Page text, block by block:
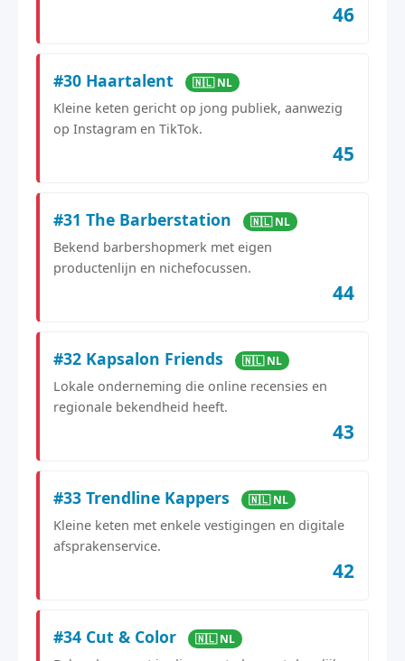
46
#30 Haartalent 🇳🇱 NL
Kleine keten gericht op jong publiek, aanwezig
op Instagram en TikTok.
45
#31 The Barberstation 🇳🇱 NL
Bekend barbershopmerk met eigen
productenlijn en nichefocussen.
44
#32 Kapsalon Friends 🇳🇱 NL
Lokale onderneming die online recensies en
regionale bekendheid heeft.
43
#33 Trendline Kappers 🇳🇱 NL
Kleine keten met enkele vestigingen en digitale
afsprakenservice.
42
#34 Cut & Color 🇳🇱 NL